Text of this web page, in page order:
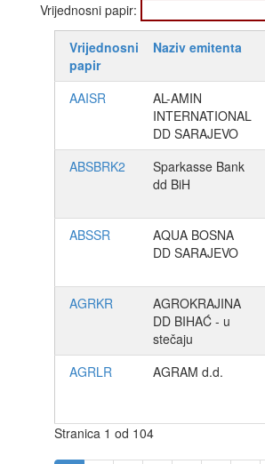
Vrijednosni papir:
Vrijednosni
papir
Naziv emitenta
AAISR
AL-AMIN
INTERNATIONAL
DD SARAJEVO
ABSBRK2
Sparkasse Bank
dd BiH
ABSSR
AQUA BOSNA
DD SARAJEVO
AGRKR
AGROKRAJINA
DD BIHAĆ - u
stečaju
AGRLR
AGRAM d.d.
Stranica 1 od 104